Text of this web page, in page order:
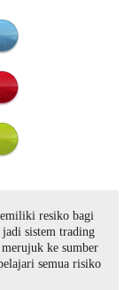
resiko bagi
sistem trading
ke sumber
semua risiko